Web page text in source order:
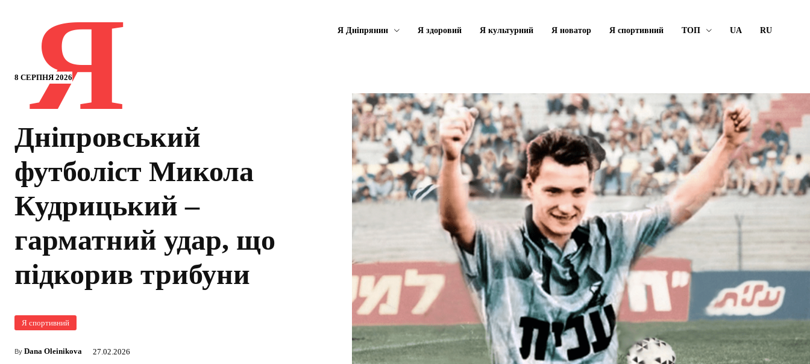
8 СЕРПНЯ 2026
Я Я Дніпрянин Я здоровий Я культурний Я новатор Я спортивний ТОП UA RU
Дніпровський
футболіст Микола
Кудрицький –
гарматний удар, що
підкорив трибуни
Я спортивний
By Dana Oleinikova 27.02.2026